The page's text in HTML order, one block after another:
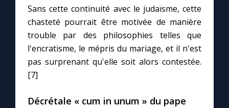
Sans cette continuité avec le judaïsme, cette
chasteté pourrait être motivée de manière
trouble par des philosophies telles que
l'encratisme, le mépris du mariage, et il n'est
pas surprenant qu'elle soit alors contestée.
[7]
Décrétale « cum in unum » du pape